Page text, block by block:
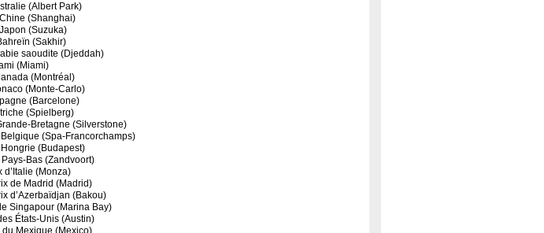
(Albert Park)
(Shanghai)
(Suzuka)
(Sakhir)
saoudite (Djeddah)
(Miami)
(Montréal)
(Monte-Carlo)
(Barcelone)
(Spielberg)
Bretagne (Silverstone)
(Spa-Francorchamps)
(Budapest)
Bas (Zandvoort)
(Monza)
de Madrid (Madrid)
d’Azerbaïdjan (Bakou)
Singapour (Marina Bay)
États-Unis (Austin)
Mexique (Mexico)